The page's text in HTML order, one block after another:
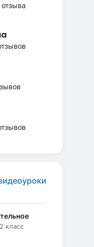
отзыва
2 класс